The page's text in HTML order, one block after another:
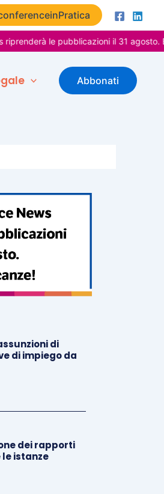
le pubblicazioni il 31 agosto. Buone
Abbonati
di
di impiego da
dei rapporti
istanze